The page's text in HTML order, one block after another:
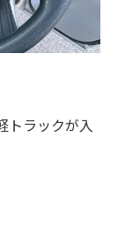
トラックが入